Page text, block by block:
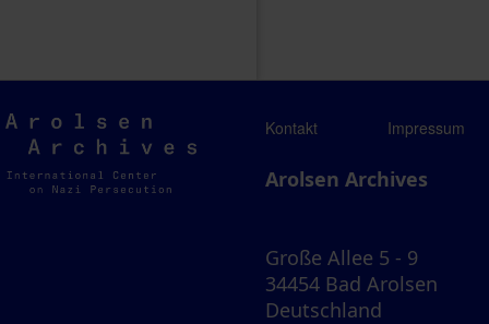
Arolsen
Archives
Kontakt Impressum
Arolsen Archives
Große Allee 5 - 9
34454 Bad Arolsen
Deutschland